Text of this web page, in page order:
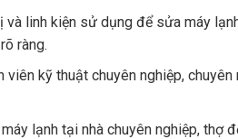
và linh kiện sử dụng để sửa máy
ràng.
viên kỹ thuật chuyên nghiệp,
lạnh tại nhà chuyên nghiệp, thợ